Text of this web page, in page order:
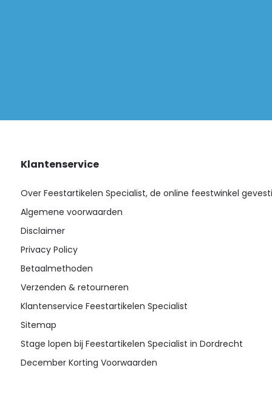
Klantenservice
Over Feestartikelen Specialist, de online feestwinkel
Algemene voorwaarden
Disclaimer
Privacy Policy
Betaalmethoden
Verzenden & retourneren
Klantenservice Feestartikelen Specialist
Sitemap
Stage lopen bij Feestartikelen Specialist in Dordrecht
December Korting Voorwaarden